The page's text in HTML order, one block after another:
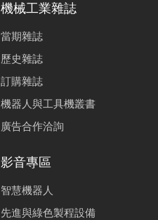
機械工業雜誌
當期雜誌
歷史雜誌
訂購雜誌
機器人與工具機叢書
廣告合作洽詢
影音專區
智慧機器人
先進與綠色製程設備